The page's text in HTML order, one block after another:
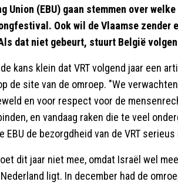
Union (EBU) gaan stemmen over
Ook wil de Vlaamse
dat niet gebeurt, stuurt België
kans klein dat VRT volgend jaar een
de site van de omroep. "We
en voor respect voor de
en vandaag raken die te veel
EBU de bezorgdheid van de VRT serieus
dit jaar niet mee, omdat Israël wel
ligt. In december had de